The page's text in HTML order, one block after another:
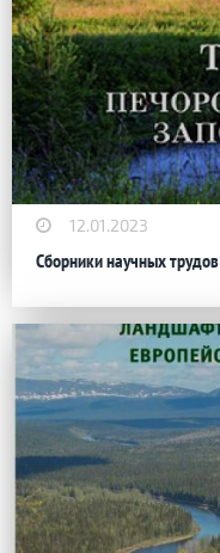
12.01.2023
Сборники научных трудов